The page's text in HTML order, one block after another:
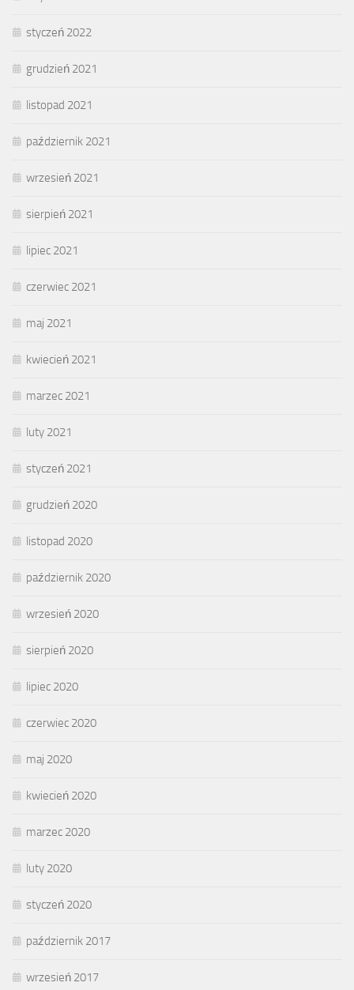
styczeń 2022
grudzień 2021
listopad 2021
październik 2021
wrzesień 2021
sierpień 2021
lipiec 2021
czerwiec 2021
maj 2021
kwiecień 2021
marzec 2021
luty 2021
styczeń 2021
grudzień 2020
listopad 2020
październik 2020
wrzesień 2020
sierpień 2020
lipiec 2020
czerwiec 2020
maj 2020
kwiecień 2020
marzec 2020
luty 2020
styczeń 2020
październik 2017
wrzesień 2017